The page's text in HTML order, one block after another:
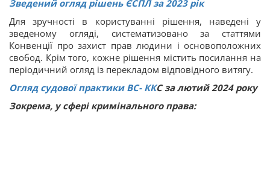
Зведений огляд рішень ЄСПЛ за 2023 рік
Для зручності в користуванні рішення, наведені у
зведеному огляді, систематизовано за статтями
Конвенції про захист прав людини і основоположних
свобод. Крім того, кожне рішення містить посилання на
періодичний огляд із перекладом відповідного витягу.
Огляд судової практики ВС- ККС за лютий 2024 року
Зокрема, у сфері кримінального права: